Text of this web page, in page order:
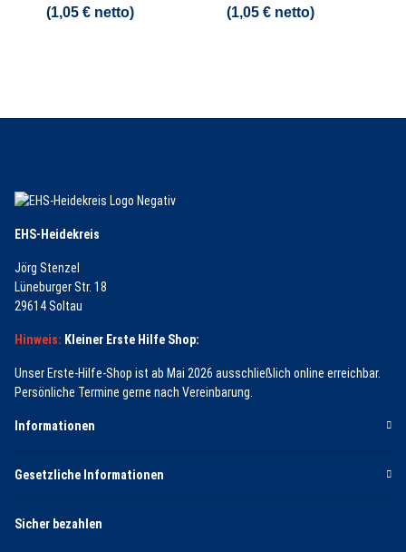
(1,05 € netto)
(1,05 € netto)
EHS-Heidekreis
Jörg Stenzel
Lüneburger Str. 18
29614 Soltau
Hinweis: Kleiner Erste Hilfe Shop:
Unser Erste-Hilfe-Shop ist ab Mai 2026 ausschließlich online erreichbar.
Persönliche Termine gerne nach Vereinbarung.
Informationen
Gesetzliche Informationen
Sicher bezahlen